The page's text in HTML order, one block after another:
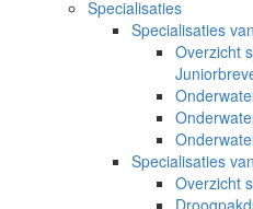
Specialisaties
Specialisaties
Overzicht
Specialisaties
Overzicht